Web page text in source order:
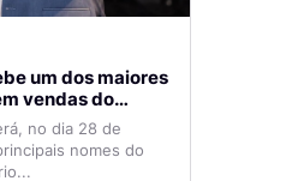
um dos maiores
no dia 28 de
nomes do